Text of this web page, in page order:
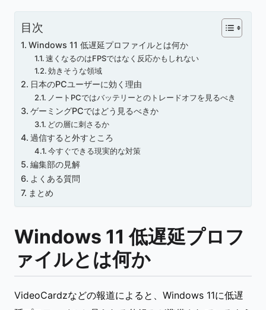
目次
Windows 11 低遅延プロファイルとは何か
速くなるのはFPSではなく反応かもしれない
効きそうな領域
日本のPCユーザーに効く理由
ノートPCではバッテリーとのトレードオフを見るべき
ゲーミングPCではどう見るべきか
どの層に刺さるか
過信すると外すところ
今すぐできる現実的な対策
編集部の見解
よくある質問
まとめ
Windows 11 低遅延プロフ
ァイルとは何か
VideoCardzなどの報道によると、Windows 11に低遅